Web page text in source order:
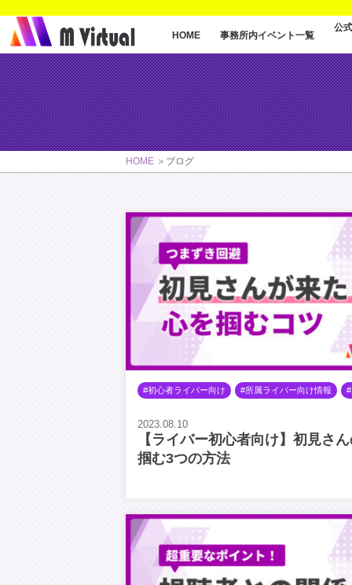
HOME 事務所内イベント一覧
公
HOME ブログ
初心者ライバー向け 所属ライバー向け情報
2023.08.10
【ライバー初心者向け】初見さ
掴む3つの方法